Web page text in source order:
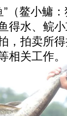
（鳌小鳙
得水、鲩
，拍卖所
相关工作。